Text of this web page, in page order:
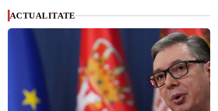
ACTUALITATE